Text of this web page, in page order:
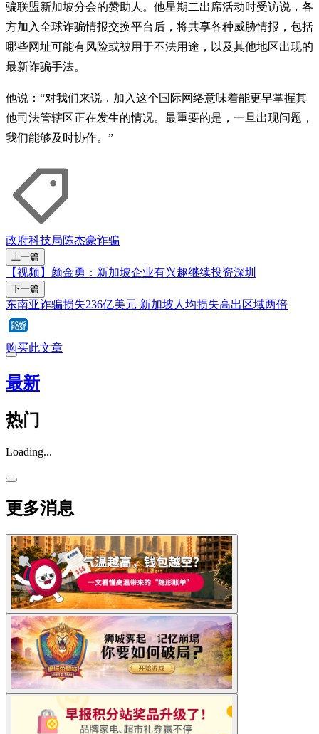
骗联盟新加坡分会的赞助人。他星期二出席活动时受访说，各
方加入全球诈骗情报交换平台后，将共享各种威胁情报，包括
哪些网址可能有风险或被用于不法用途，以及其他地区出现的
最新诈骗手法。
他说：“对我们来说，加入这个国际网络意味着能更早掌握其
他司法管辖区正在发生的情况。最重要的是，一旦出现问题，
我们能够及时协作。”
政府科技局陈杰豪诈骗
上一篇
【视频】颜金勇：新加坡企业有兴趣继续投资深圳
下一篇
东南亚诈骗损失236亿美元 新加坡人均损失高出区域两倍
购买此文章
最新
热门
Loading...
更多消息